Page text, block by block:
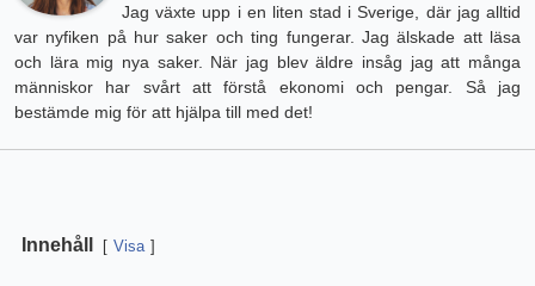
Jag växte upp i en liten stad i Sverige, där jag alltid
var nyfiken på hur saker och ting fungerar. Jag älskade att läsa
och lära mig nya saker. När jag blev äldre insåg jag att många
människor har svårt att förstå ekonomi och pengar. Så jag
bestämde mig för att hjälpa till med det!
Innehåll Visa